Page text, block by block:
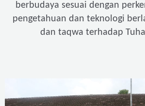
berbudaya sesuai dengan
pengetahuan dan teknologi
dan taqwa terhadap